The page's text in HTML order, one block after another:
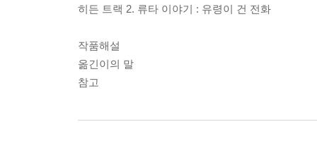
히든 트랙 2. 류타 이야기 : 유령이 건 전화
작품해설
옮긴이의 말
참고